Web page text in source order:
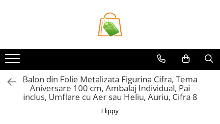
Casa si Bricolaj
Accesorii Birou si Consumabile
Articole pentru Animale
Articole pentru baie
Balon din Folie Metalizata Figurina Cifra, Tema
Aniversare 100 cm, Ambalaj Individual, Pai
inclus, Umflare cu Aer sau Heliu, Auriu, Cifra 8
Flippy